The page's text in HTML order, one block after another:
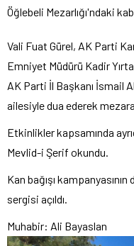
Öğlebeli Mezarlığı'ndaki
Vali Fuat Gürel, AK Parti
Emniyet Müdürü Kadir
AK Parti İl Başkanı İsmail
ailesiyle dua ederek
Etkinlikler kapsamında
Mevlid-i Şerif okundu.
Kan bağışı
sergisi açıldı.
Muhabir: Ali Bayaslan